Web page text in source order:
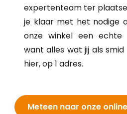
expertenteam ter
je klaar met het nodige
onze winkel een echte
want alles wat jij als
hier, op 1 adres.
Meteen naar onze